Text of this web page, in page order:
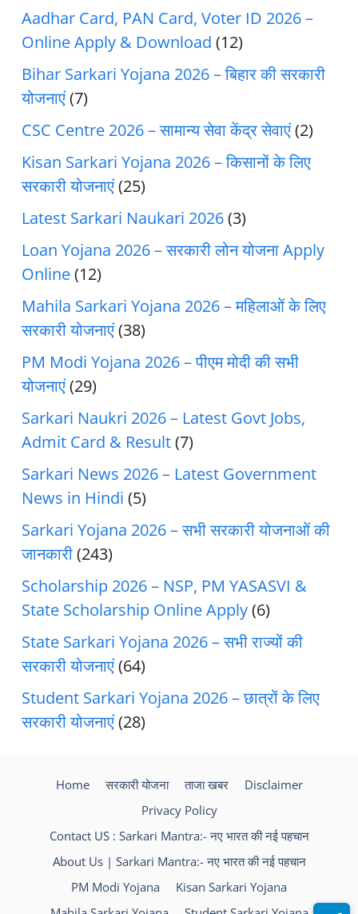
Aadhar Card, PAN Card, Voter ID 2026 –
Online Apply & Download (12)
Bihar Sarkari Yojana 2026 – बिहार की सरकारी
योजनाएं(7)
CSC Centre 2026 – सामान्य सेवा केंद्र सेवाएं(2)
Kisan Sarkari Yojana 2026 – किसानों के लिए
सरकारी योजनाएं(25)
Latest Sarkari Naukari 2026(3)
Loan Yojana 2026 – सरकारी लोन योजना Apply
Online(12)
Mahila Sarkari Yojana 2026 – महिलाओं के लिए
सरकारी योजनाएं(38)
PM Modi Yojana 2026 – पीएम मोदी की सभी
योजनाएं(29)
Sarkari Naukri 2026 – Latest Govt Jobs,
Admit Card & Result(7)
Sarkari News 2026 – Latest Government
News in Hindi (5)
Sarkari Yojana 2026 – सभी सरकारी योजनाओं की
जानकारी(243)
Scholarship 2026 – NSP, PM YASASVI &
State Scholarship Online Apply(6)
State Sarkari Yojana 2026 – सभी राज्यों की
सरकारी योजनाएं(64)
Student Sarkari Yojana 2026 – छात्रों के लिए
सरकारी योजनाएं(28)
Home सरकारी योजना ताजा खबर
Disclaimer
Privacy Policy
Contact US : Sarkari Mantra:- नए भारत की नई पहचान
About Us | Sarkari Mantra:- नए भारत की नई पहचान
PM Modi Yojana
Kisan Sarkari Yojana